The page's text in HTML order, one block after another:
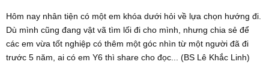
Hôm nay nhân tiện có một em khóa dưới hỏi về lựa chọn hướng đi.
Dù mình cũng đang vật vã tìm lối đi cho mình, nhưng chia sẻ để
các em vừa tốt nghiệp có thêm một góc nhìn từ một người đã đi
trước 5 năm, ai có em Y6 thì share cho đọc... (BS Lê Khắc Linh)